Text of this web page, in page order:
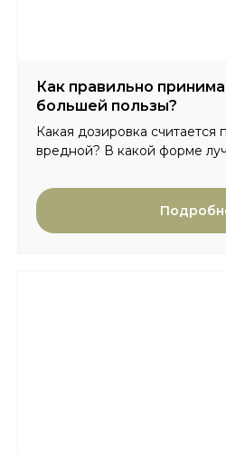
Как правильно
большей пользы?
Какая дозировка считается
вредной? В какой форме
Карта сайта
защищены.
ИП Мехоношин Егор Олегович
ИНН 590204799431